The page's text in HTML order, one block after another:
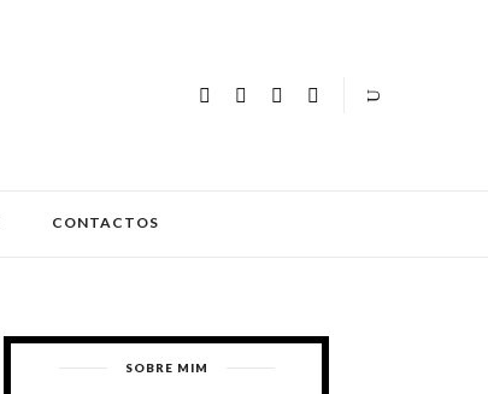
CONTACTOS
SOBRE MIM